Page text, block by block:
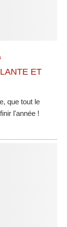
ET
que tout le
l'année !